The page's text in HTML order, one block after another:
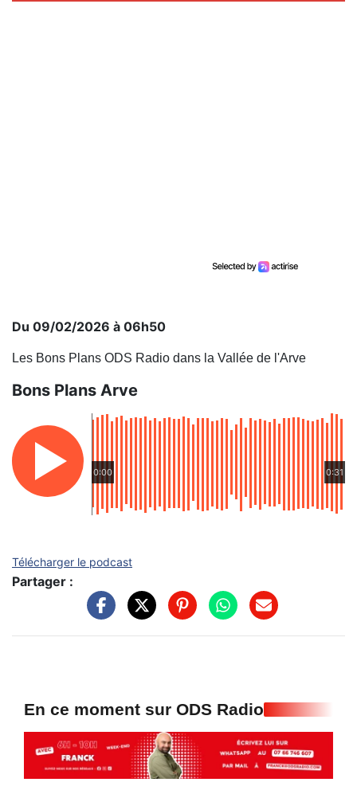
Du 09/02/2026 à 06h50
Les Bons Plans ODS Radio dans la Vallée de l'Arve
Bons Plans Arve
0:00 0:31
Télécharger le podcast
Partager :
En ce moment sur ODS Radio